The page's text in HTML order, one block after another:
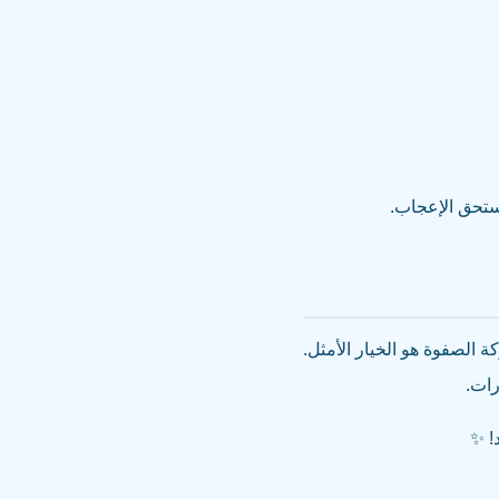
الإعجاب.
هو الخيار الأمثل.
✨